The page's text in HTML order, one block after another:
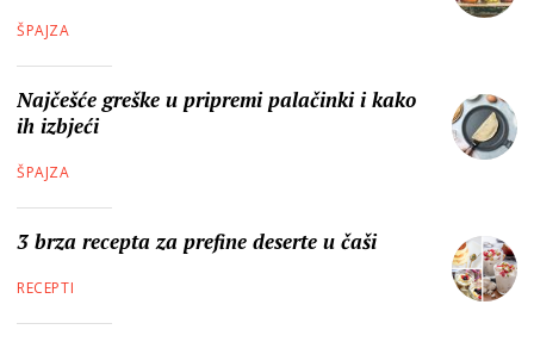
ŠPAJZA
Najčešće greške u pripremi palačinki i kako
ih izbjeći
ŠPAJZA
3 brza recepta za prefine deserte u čaši
RECEPTI